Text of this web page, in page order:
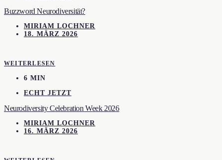
Buzzword Neurodiversität?
MIRIAM LOCHNER
18. MÄRZ 2026
WEITERLESEN
6 MIN
ECHT JETZT
Neurodiversity Celebration Week 2026
MIRIAM LOCHNER
16. MÄRZ 2026